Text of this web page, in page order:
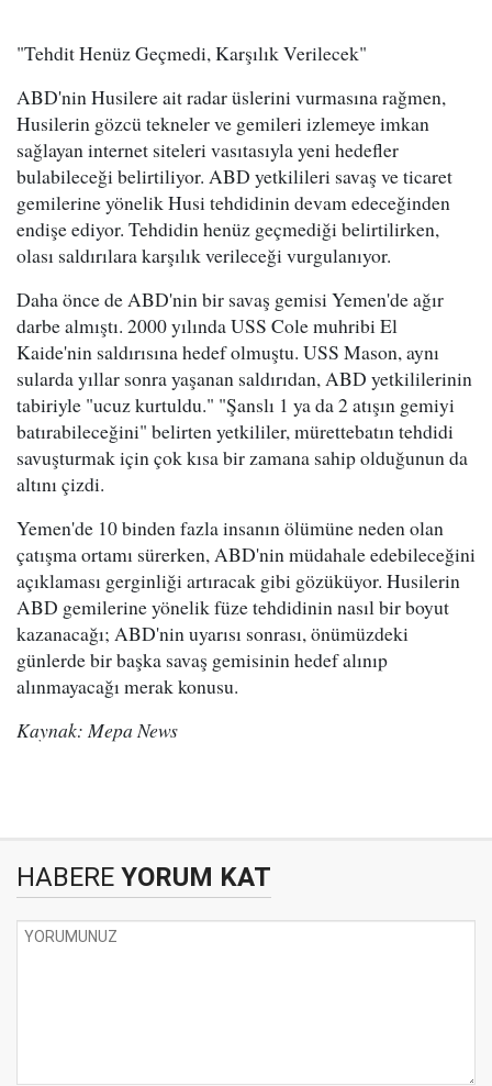
"Tehdit Henüz Geçmedi, Karşılık Verilecek"
ABD'nin Husilere ait radar üslerini vurmasına rağmen,
Husilerin gözcü tekneler ve gemileri izlemeye imkan
sağlayan internet siteleri vasıtasıyla yeni hedefler
bulabileceği belirtiliyor. ABD yetkilileri savaş ve ticaret
gemilerine yönelik Husi tehdidinin devam edeceğinden
endişe ediyor. Tehdidin henüz geçmediği belirtilirken,
olası saldırılara karşılık verileceği vurgulanıyor.
Daha önce de ABD'nin bir savaş gemisi Yemen'de ağır
darbe almıştı. 2000 yılında USS Cole muhribi El
Kaide'nin saldırısına hedef olmuştu. USS Mason, aynı
sularda yıllar sonra yaşanan saldırıdan, ABD yetkililerinin
tabiriyle "ucuz kurtuldu." "Şanslı 1 ya da 2 atışın gemiyi
batırabileceğini" belirten yetkililer, mürettebatın tehdidi
savuşturmak için çok kısa bir zamana sahip olduğunun da
altını çizdi.
Yemen'de 10 binden fazla insanın ölümüne neden olan
çatışma ortamı sürerken, ABD'nin müdahale edebileceğini
açıklaması gerginliği artıracak gibi gözüküyor. Husilerin
ABD gemilerine yönelik füze tehdidinin nasıl bir boyut
kazanacağı; ABD'nin uyarısı sonrası, önümüzdeki
günlerde bir başka savaş gemisinin hedef alınıp
alınmayacağı merak konusu.
Kaynak: Mepa News
HABERE YORUM KAT